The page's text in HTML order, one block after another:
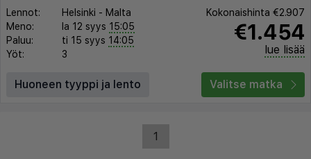
Lennot: Helsinki - Malta
Meno:
la 12 syys 15:05
Paluu:
ti 15 syys 14:05
Yöt:
3
Kokonaishinta €2.907
€1.454
lue lisää
Huoneen tyyppi ja lento Valitse matka
1